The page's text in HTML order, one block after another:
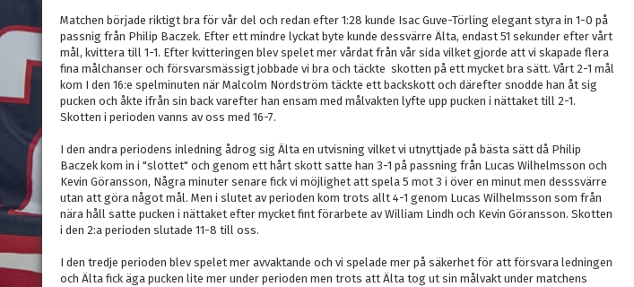
Matchen började riktigt bra för vår del och redan efter 1:28 kunde Isac Guve-Törling elegant styra in 1-0 på
passnig från Philip Baczek. Efter ett mindre lyckat byte kunde dessvärre Älta, endast 51 sekunder efter vårt
mål, kvittera till 1-1. Efter kvitteringen blev spelet mer vårdat från vår sida vilket gjorde att vi skapade flera
fina målchanser och försvarsmässigt jobbade vi bra och täckte skotten på ett mycket bra sätt. Vårt 2-1 mål
kom I den 16:e spelminuten när Malcolm Nordström täckte ett backskott och därefter snodde han åt sig
pucken och åkte ifrån sin back varefter han ensam med målvakten lyfte upp pucken i nättaket till 2-1.
Skotten i perioden vanns av oss med 16-7.
I den andra periodens inledning ådrog sig Älta en utvisning vilket vi utnyttjade på bästa sätt då Philip
Baczek kom in i "slottet" och genom ett hårt skott satte han 3-1 på passning från Lucas Wilhelmsson och
Kevin Göransson, Några minuter senare fick vi möjlighet att spela 5 mot 3 i över en minut men desssvärre
utan att göra något mål. Men i slutet av perioden kom trots allt 4-1 genom Lucas Wilhelmsson som från
nära håll satte pucken i nättaket efter mycket fint förarbete av William Lindh och Kevin Göransson. Skotten
i den 2:a perioden slutade 11-8 till oss.
I den tredje perioden blev spelet mer avvaktande och vi spelade mer på säkerhet för att försvara ledningen
och Älta fick äga pucken lite mer under perioden men trots att Älta tog ut sin målvakt under matchens